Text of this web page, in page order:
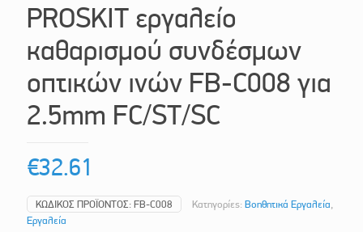
PROSKIT εργαλείο
καθαρισμού συνδέσμων
οπτικών ινών FB-C008 για
2.5mm FC/ST/SC
€32.61
ΚΩΔΙΚΌΣ ΠΡΟΪΌΝΤΟΣ: FB-C008 Κατηγορίες: Βοηθητικά Εργαλεία
Εργαλεία